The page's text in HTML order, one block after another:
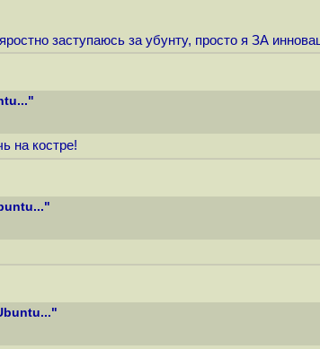
заступаюсь за убунту, просто я ЗА
на костре!